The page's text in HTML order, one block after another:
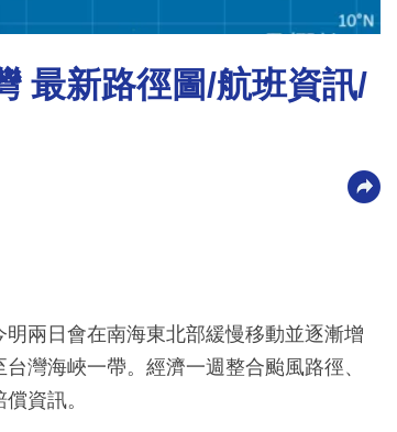
最新路徑圖/航班資訊/
兩日會在南海東北部緩慢移動並逐漸增
灣海峽一帶。經濟一週整合颱風路徑、
資訊。